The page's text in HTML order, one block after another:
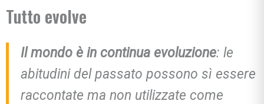
Tutto evolve
Il mondo è in continua evoluzione: le
abitudini del passato possono sì essere
raccontate ma non utilizzate come